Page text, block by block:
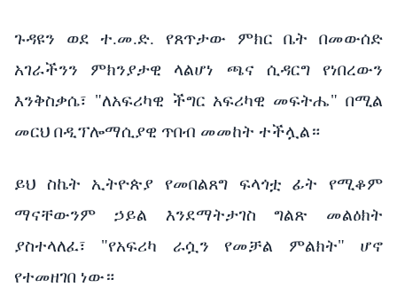
ጉዳዩን ወደ ተ.መ.ድ. የጸጥታው ምክር ቤት በመውሰድ
አገራችንን ምክንያታዊ ላልሆነ ጫና ሲዳርግ የነበረውን
እንቅስቃሴ፣ "ለአፍሪካዊ ችግር አፍሪካዊ መፍትሔ" በሚል
መርህ በዲፕሎማሲያዊ ጥበብ መመከት ተችሏል።
ይህ ስኬት ኢትዮጵያ የመበልጸግ ፍላጎቷ ፊት የሚቆም
ማናቸውንም ኃይል እንደማትታገስ ግልጽ መልዕክት
ያስተላለፈ፣ "የአፍሪካ ራሷን የመቻል ምልክት" ሆኖ
የተመዘገበ ነው።